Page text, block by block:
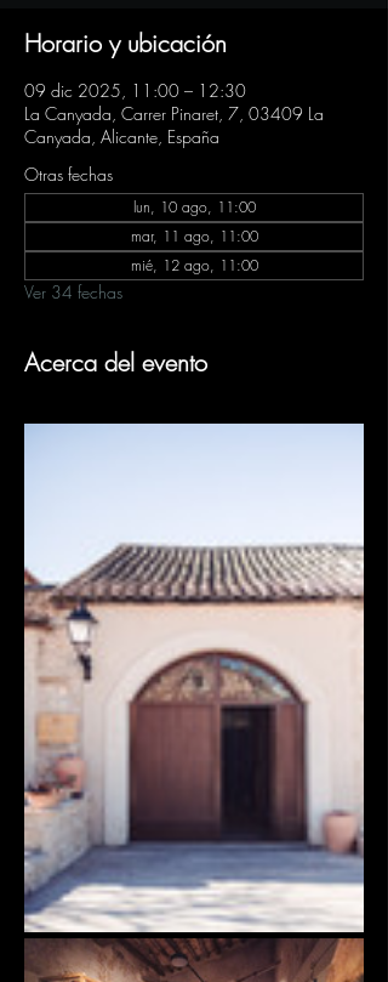
Horario y ubicación
09 dic 2025, 11:00 – 12:30
La Canyada, Carrer Pinaret, 7, 03409 La
Canyada, Alicante, España
Otras fechas
lun, 10 ago, 11:00
mar, 11 ago, 11:00
mié, 12 ago, 11:00
Ver 34 fechas
Acerca del evento